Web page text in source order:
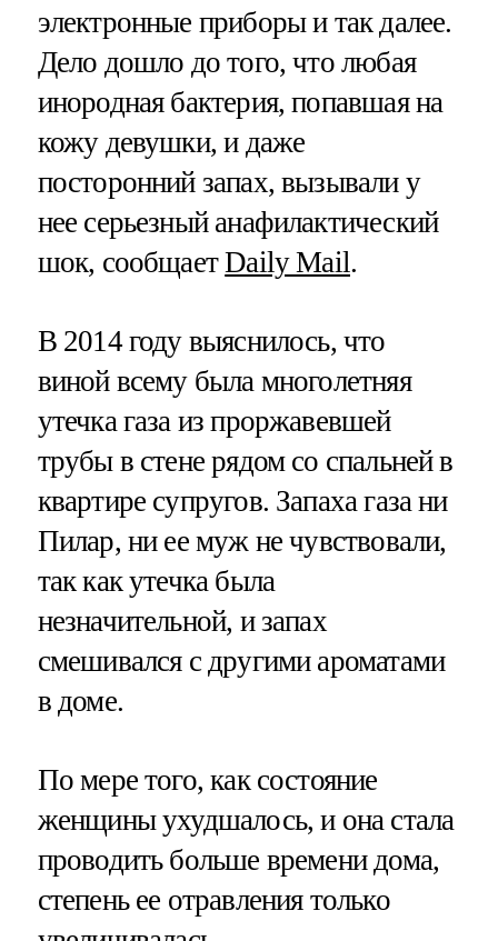
электронные приборы и так далее.
Дело дошло до того, что любая
инородная бактерия, попавшая на
кожу девушки, и даже
посторонний запах, вызывали у
нее серьезный анафилактический
шок, сообщаетDaily Mail.
В 2014 году выяснилось, что
виной всему была многолетняя
утечка газа из проржавевшей
трубы в стене рядом со спальней в
квартире супругов. Запаха газа ни
Пилар, ни ее муж не чувствовали,
так как утечка была
незначительной, и запах
смешивался с другими ароматами
в доме.
По мере того, как состояние
женщины ухудшалось, и она стала
проводить больше времени дома,
степень ее отравления только